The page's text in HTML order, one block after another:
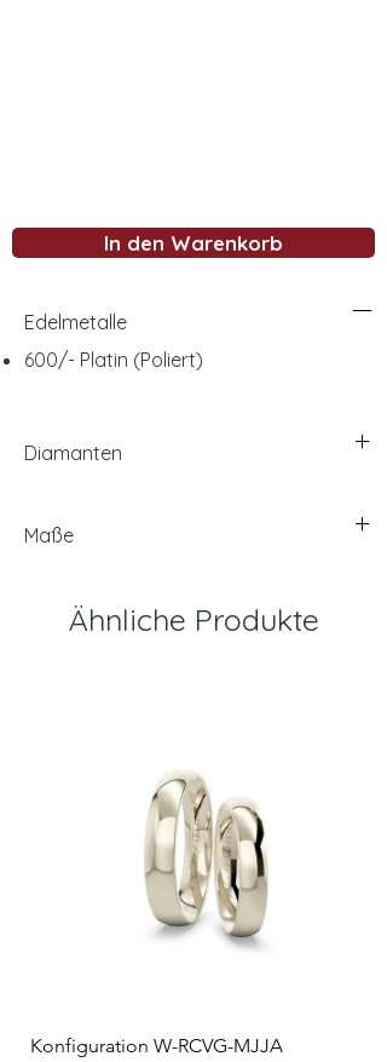
In den Warenkorb
Edelmetalle
600/- Platin (Poliert)
Diamanten
Maße
Ähnliche Produkte
Konfiguration W-RCVG-MJJA